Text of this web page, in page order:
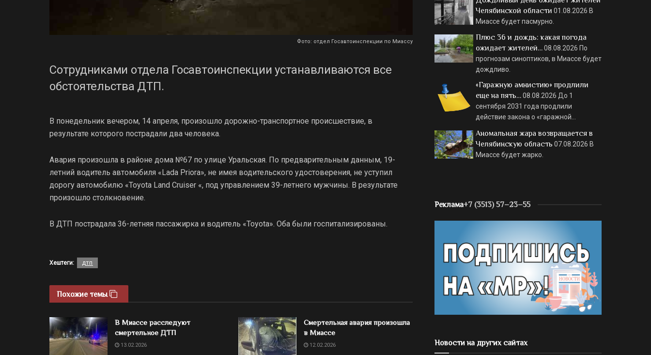
Фото: отдел Госавтоинспекции по Миассу
Сотрудниками отдела Госавтоинспекции устанавливаются все
обстоятельства ДТП.
В понедельник вечером, 14 апреля, произошло дорожно-транспортное происшествие, в
результате которого пострадали два человека.
Авария произошла в районе дома №67 по улице Уральская. По предварительным данным, 19-
летний водитель автомобиля «Lada Priora», не имея водительского удостоверения, не уступил
дорогу автомобилю «Toyota Land Cruiser «, под управлением 39-летнего мужчины. В результате
произошло столкновение.
В ДТП пострадала 36-летняя пассажирка и водитель «Toyota». Оба были госпитализированы.
Хештеги: дтп
Похожие темы
В Миассе расследуют
смертельное ДТП
13.02.2026
Смертельная авария произошла
в Миассе
12.02.2026
Челябинской области 01.08.2026 В
Миассе будет пасмурно.
Плюс 36 и дождь: какая погода
ожидает жителей…08.08.2026 По
прогнозам синоптиков, в Миассе будет
дождливо.
«Гаражную амнистию» продлили
еще на пять…08.08.2026 До 1
сентября 2031 года продлили
действие закона о «гаражной…
Аномальная жара возвращается в
Челябинскую область 07.08.2026 В
Миассе будет жарко.
Реклама+7 (3513) 57–23–55
Новости на других сайтах